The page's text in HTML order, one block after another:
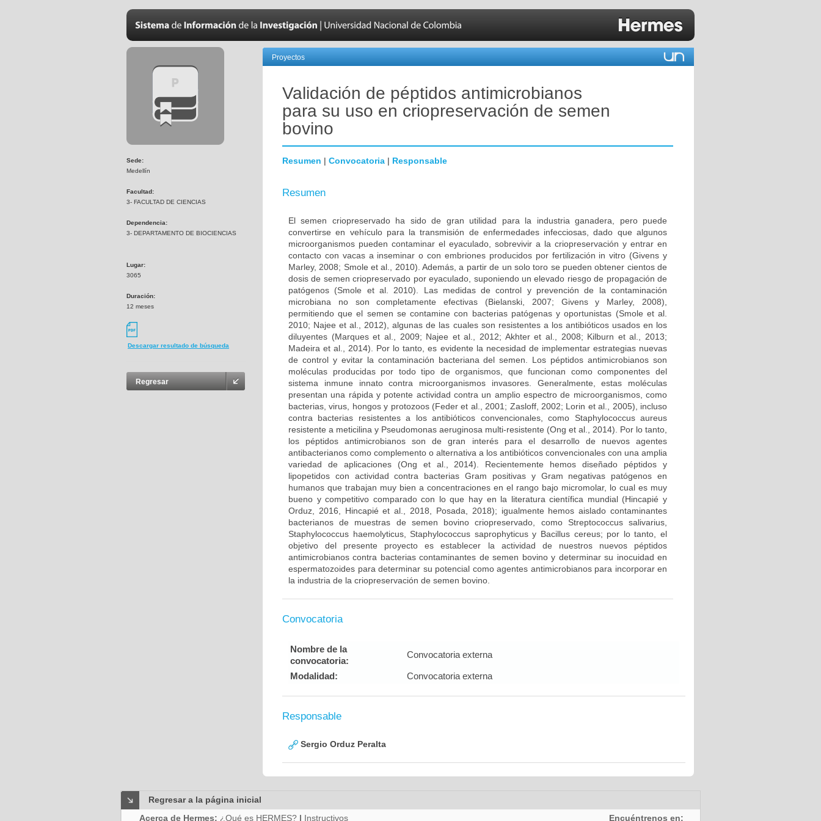
Sede:
Medellín
Facultad:
3- FACULTAD DE CIENCIAS
Dependencia:
3- DEPARTAMENTO DE BIOCIENCIAS
Lugar:
3065
Duración:
12 meses
Descargar resultado de búsqueda
Regresar
Proyectos
Validación de péptidos antimicrobianos
para su uso en criopreservación de semen
bovino
Resumen | Convocatoria | Responsable
Resumen
El semen criopreservado ha sido de gran utilidad para la industria ganadera, pero puede
convertirse en vehículo para la transmisión de enfermedades infecciosas, dado que algunos
microorganismos pueden contaminar el eyaculado, sobrevivir a la criopreservación y entrar en
contacto con vacas a inseminar o con embriones producidos por fertilización in vitro (Givens y
Marley, 2008; Smole et al., 2010). Además, a partir de un solo toro se pueden obtener cientos de
dosis de semen criopreservado por eyaculado, suponiendo un elevado riesgo de propagación de
patógenos (Smole et al. 2010). Las medidas de control y prevención de la contaminación
microbiana no son completamente efectivas (Bielanski, 2007; Givens y Marley, 2008),
permitiendo que el semen se contamine con bacterias patógenas y oportunistas (Smole et al.
2010; Najee et al., 2012), algunas de las cuales son resistentes a los antibióticos usados en los
diluyentes (Marques et al., 2009; Najee et al., 2012; Akhter et al., 2008; Kilburn et al., 2013;
Madeira et al., 2014). Por lo tanto, es evidente la necesidad de implementar estrategias nuevas
de control y evitar la contaminación bacteriana del semen. Los péptidos antimicrobianos son
moléculas producidas por todo tipo de organismos, que funcionan como componentes del
sistema inmune innato contra microorganismos invasores. Generalmente, estas moléculas
presentan una rápida y potente actividad contra un amplio espectro de microorganismos, como
bacterias, virus, hongos y protozoos (Feder et al., 2001; Zasloff, 2002; Lorin et al., 2005), incluso
contra bacterias resistentes a los antibióticos convencionales, como Staphylococcus aureus
resistente a meticilina y Pseudomonas aeruginosa multi-resistente (Ong et al., 2014). Por lo tanto,
los péptidos antimicrobianos son de gran interés para el desarrollo de nuevos agentes
antibacterianos como complemento o alternativa a los antibióticos convencionales con una amplia
variedad de aplicaciones (Ong et al., 2014). Recientemente hemos diseñado péptidos y
lipopetidos con actividad contra bacterias Gram positivas y Gram negativas patógenos en
humanos que trabajan muy bien a concentraciones en el rango bajo micromolar, lo cual es muy
bueno y competitivo comparado con lo que hay en la literatura científica mundial (Hincapié y
Orduz, 2016, Hincapié et al., 2018, Posada, 2018); igualmente hemos aislado contaminantes
bacterianos de muestras de semen bovino criopreservado, como Streptococcus salivarius,
Staphylococcus haemolyticus, Staphylococcus saprophyticus y Bacillus cereus; por lo tanto, el
objetivo del presente proyecto es establecer la actividad de nuestros nuevos péptidos
antimicrobianos contra bacterias contaminantes de semen bovino y determinar su inocuidad en
espermatozoides para determinar su potencial como agentes antimicrobianos para incorporar en
la industria de la criopreservación de semen bovino.
Convocatoria
Nombre de la
convocatoria:
Convocatoria externa
Modalidad: Convocatoria externa
Responsable
Sergio Orduz Peralta
Regresar a la página inicial
Acerca de Hermes: ¿Qué es HERMES? | Instructivos Encuéntrenos en: